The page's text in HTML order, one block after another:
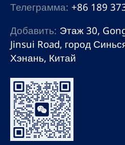
Телеграмма: +86 189
Добавить: Этаж 30,
Jinsui Road, город
Хэнань, Китай